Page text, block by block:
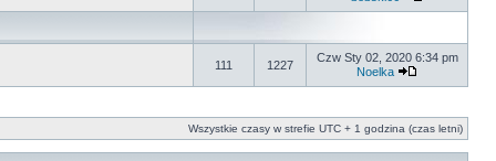
111 1227
Czw Sty 02, 2020 6:34 pm
Noelka
Wszystkie czasy w strefie UTC + 1 godzina (czas letni)